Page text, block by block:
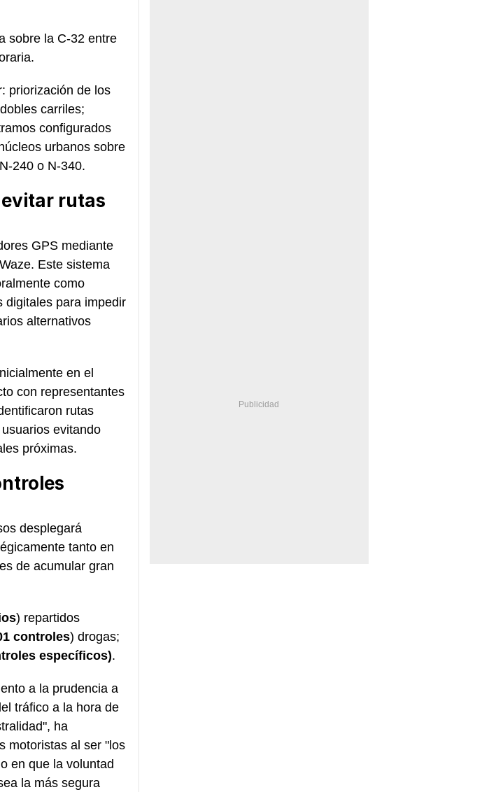
sobre la C-32 entre
priorización de los
carriles;
configurados
urbanos sobre
240 o N-340.
evitar rutas
GPS mediante
Este sistema
como
digitales para impedir
alternativos
en el
con representantes
rutas
evitando
próximas.
desplegará
tanto en
de acumular gran
) repartidos
controles) drogas;
específicos).
a la prudencia a
tráfico a la hora de
ha
motoristas al ser "los
en que la voluntad
la más segura